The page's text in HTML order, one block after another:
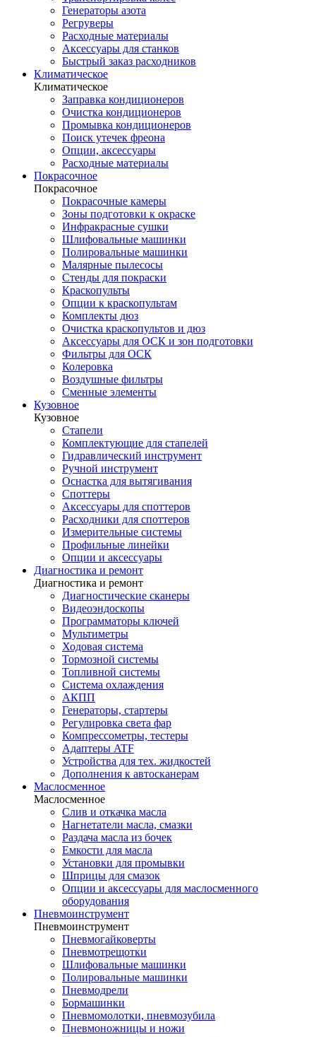
Генераторы азота
Регруверы
Расходные материалы
Аксессуары для станков
Быстрый заказ расходников
Климатическое
Климатическое
Заправка кондиционеров
Очистка кондиционеров
Промывка кондиционеров
Поиск утечек фреона
Опции, аксессуары
Расходные материалы
Покрасочное
Покрасочное
Покрасочные камеры
Зоны подготовки к окраске
Инфракрасные сушки
Шлифовальные машинки
Полировальные машинки
Малярные пылесосы
Стенды для покраски
Краскопульты
Опции к краскопультам
Комплекты дюз
Очистка краскопультов и дюз
Аксессуары для ОСК и зон подготовки
Фильтры для ОСК
Колеровка
Воздушные фильтры
Сменные элементы
Кузовное
Кузовное
Стапели
Комплектующие для стапелей
Гидравлический инструмент
Ручной инструмент
Оснастка для вытягивания
Споттеры
Аксессуары для споттеров
Расходники для споттеров
Измерительные системы
Профильные линейки
Опции и аксессуары
Диагностика и ремонт
Диагностика и ремонт
Диагностические сканеры
Видеоэндоскопы
Программаторы ключей
Мультиметры
Ходовая система
Тормозной системы
Топливной системы
Система охлаждения
АКПП
Генераторы, стартеры
Регулировка света фар
Компрессометры, тестеры
Адаптеры ATF
Устройства для тех. жидкостей
Дополнения к автосканерам
Маслосменное
Маслосменное
Слив и откачка масла
Нагнетатели масла, смазки
Раздача масла из бочек
Емкости для масла
Установки для промывки
Шприцы для смазок
Опции и аксессуары для маслосменного
оборудования
Пневмоинструмент
Пневмоинструмент
Пневмогайковерты
Пневмотрещотки
Шлифовальные машинки
Полировальные машинки
Пневмодрели
Бормашинки
Пневмомолотки, пневмозубила
Пневмоножницы и ножи